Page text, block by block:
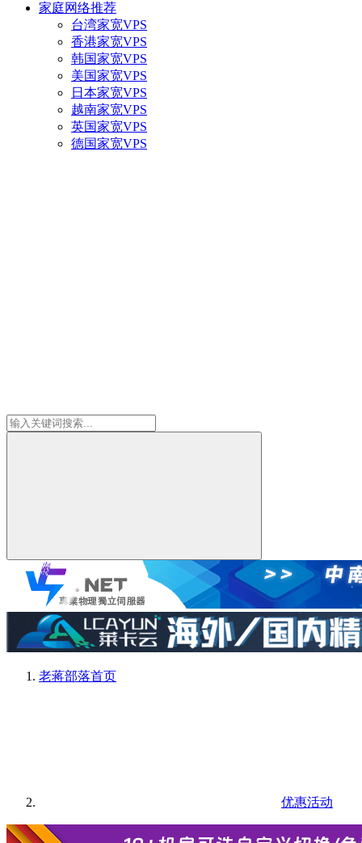
家庭网络推荐
台湾家宽VPS
香港家宽VPS
韩国家宽VPS
美国家宽VPS
日本家宽VPS
越南家宽VPS
英国家宽VPS
德国家宽VPS
老蒋部落首页
优惠活动